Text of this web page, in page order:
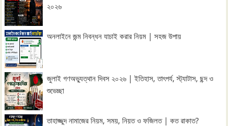
২০২৬
অনলাইনে জন্ম নিবন্ধন যাচাই করার নিয়ম | সহজ উপায়
জুলাই গণঅভ্যুত্থান দিবস ২০২৬ | ইতিহাস, তাৎপর্য, স্ট্যাটাস, ছন্দ ও
শুভেচ্ছা
তাহাজ্জুদ নামাজের নিয়ম, সময়, নিয়ত ও ফজিলত | কত রাকাত?